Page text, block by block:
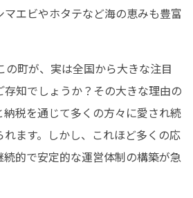
マエビやホタテなど海の恵みも豊富
町が、実は全国から大きな注目
存知でしょうか？その大きな理由の
税を通じて多くの方々に愛され続
ます。しかし、これほど多くの応
的で安定的な運営体制の構築が急